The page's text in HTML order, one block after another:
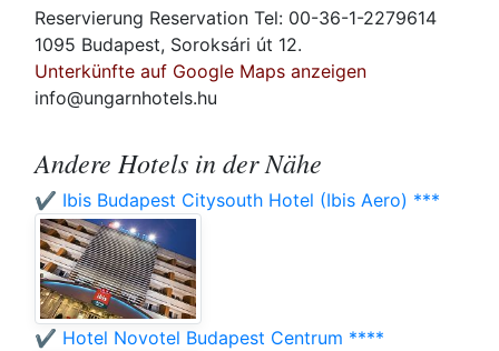
Reservierung Reservation Tel: 00-36-1-2279614
1095 Budapest, Soroksári út 12.
Unterkünfte auf Google Maps anzeigen
info@ungarnhotels.hu
Andere Hotels in der Nähe
✔️ Ibis Budapest Citysouth Hotel (Ibis Aero) ***
✔️ Hotel Novotel Budapest Centrum ****